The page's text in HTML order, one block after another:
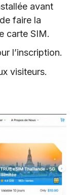
avant
faire la
carte SIM.
l’inscription.
visiteurs.